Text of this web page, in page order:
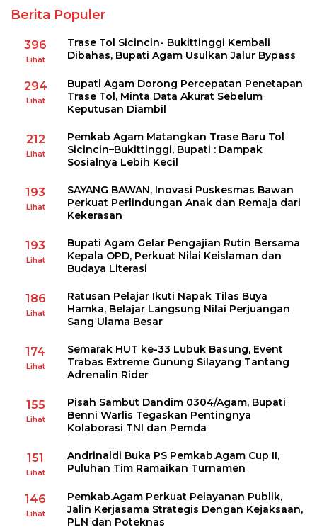
Berita Populer
396
Lihat
Trase Tol Sicincin- Bukittinggi Kembali
Dibahas, Bupati Agam Usulkan Jalur Bypass
294
Lihat
Bupati Agam Dorong Percepatan Penetapan
Trase Tol, Minta Data Akurat Sebelum
Keputusan Diambil
212
Lihat
Pemkab Agam Matangkan Trase Baru Tol
Sicincin–Bukittinggi, Bupati : Dampak
Sosialnya Lebih Kecil
193
Lihat
SAYANG BAWAN, Inovasi Puskesmas Bawan
Perkuat Perlindungan Anak dan Remaja dari
Kekerasan
193
Lihat
Bupati Agam Gelar Pengajian Rutin Bersama
Kepala OPD, Perkuat Nilai Keislaman dan
Budaya Literasi
186
Lihat
Ratusan Pelajar Ikuti Napak Tilas Buya
Hamka, Belajar Langsung Nilai Perjuangan
Sang Ulama Besar
174
Lihat
Semarak HUT ke-33 Lubuk Basung, Event
Trabas Extreme Gunung Silayang Tantang
Adrenalin Rider
155
Lihat
Pisah Sambut Dandim 0304/Agam, Bupati
Benni Warlis Tegaskan Pentingnya
Kolaborasi TNI dan Pemda
151
Lihat
Andrinaldi Buka PS Pemkab.Agam Cup II,
Puluhan Tim Ramaikan Turnamen
146
Lihat
Pemkab.Agam Perkuat Pelayanan Publik,
Jalin Kerjasama Strategis Dengan Kejaksaan,
PLN dan Poteknas